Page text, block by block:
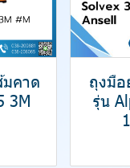
คาด
3M
ถุงมือ
รุ่น